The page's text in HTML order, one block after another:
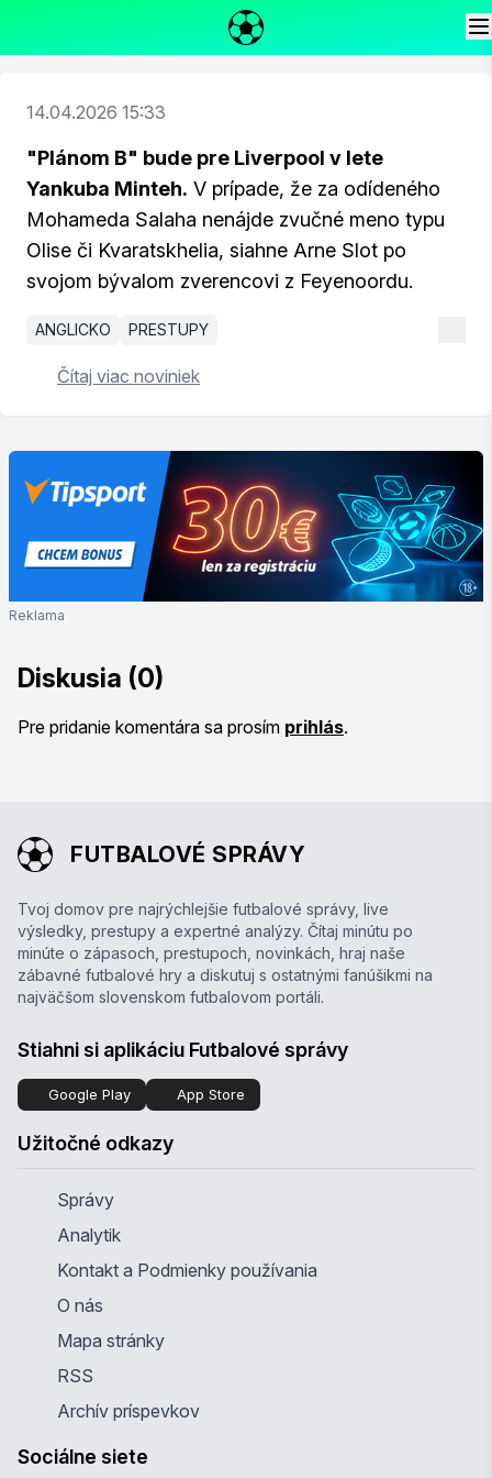
14.04.2026 15:33
"Plánom B" bude pre Liverpool v lete
Yankuba Minteh. V prípade, že za odídeného
Mohameda Salaha nenájde zvučné meno typu
Olise či Kvaratskhelia, siahne Arne Slot po
svojom bývalom zverencovi z Feyenoordu.
ANGLICKO PRESTUPY
Čítaj viac noviniek
Reklama
Diskusia (0)
Pre pridanie komentára sa prosím prihlás.
FUTBALOVÉ SPRÁVY
Tvoj domov pre najrýchlejšie futbalové správy, live
výsledky, prestupy a expertné analýzy. Čítaj minútu po
minúte o zápasoch, prestupoch, novinkách, hraj naše
zábavné futbalové hry a diskutuj s ostatnými fanúšikmi na
najväčšom slovenskom futbalovom portáli.
Stiahni si aplikáciu Futbalové správy
Google Play App Store
Užitočné odkazy
Správy
Analytik
Kontakt a Podmienky používania
O nás
Mapa stránky
RSS
Archív príspevkov
Sociálne siete